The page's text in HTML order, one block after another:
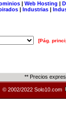
| Web Hosting |
| Industrias |
[Pág.
** Precios
© 2002/2022 Solo10.com